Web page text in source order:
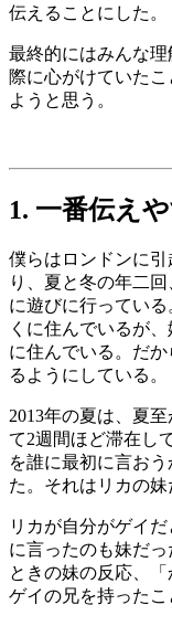
伝えることにした。
最終的にはみんな
際に心がけていた
ようと思う。
1. 一番伝え
僕らはロンドンに
り、夏と冬の年二
に遊びに行ってい
くに住んでいるが
に住んでいる。だ
るようにしている。
2013年の夏は、夏
て2週間ほど滞在し
を誰に最初に言お
た。それはリカの妹
リカが自分がゲイ
に言ったのも妹だ
ときの妹の反応、
ゲイの兄を持ったこ